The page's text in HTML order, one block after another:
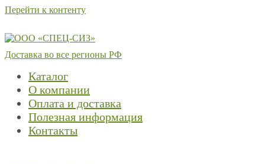
Перейти к контенту
Доставка во все регионы РФ
Каталог
О компании
Оплата и доставка
Полезная информация
Контакты